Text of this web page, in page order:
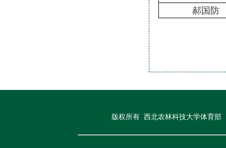
郝国防
版权所有 西北农林科技大学体育部